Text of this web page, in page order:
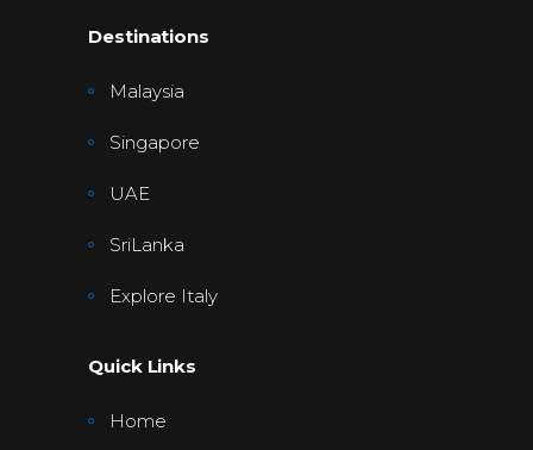
Destinations
Malaysia
Singapore
UAE
SriLanka
Explore Italy
Quick Links
Home